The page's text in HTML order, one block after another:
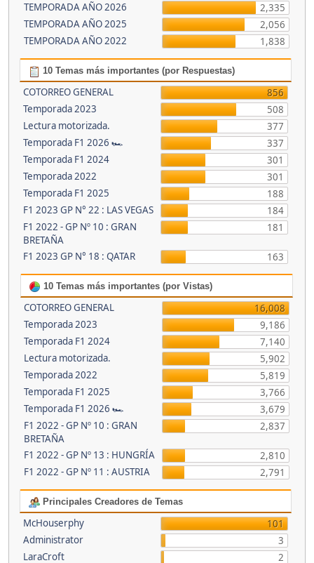
TEMPORADA AÑO 2026
2,335
TEMPORADA AÑO 2025
2,056
TEMPORADA AÑO 2022
1,838
10 Temas más importantes (por Respuestas)
COTORREO GENERAL
856
Temporada 2023
508
Lectura motorizada.
377
Temporada F1 2026 🏎
337
Temporada F1 2024
301
Temporada 2022
301
Temporada F1 2025
188
F1 2023 GP N° 22 : LAS VEGAS
184
F1 2022 - GP Nº 10 : GRAN
BRETAÑA
181
F1 2023 GP N° 18 : QATAR 163
10 Temas más importantes (por Vistas)
COTORREO GENERAL
16,008
Temporada 2023
9,186
Temporada F1 2024
7,140
Lectura motorizada.
5,902
Temporada 2022
5,819
Temporada F1 2025
3,766
Temporada F1 2026 🏎
3,679
F1 2022 - GP Nº 10 : GRAN
BRETAÑA
2,837
F1 2022 - GP Nº 13 : HUNGRÍA
2,810
F1 2022 - GP Nº 11 : AUSTRIA
2,791
Principales Creadores de Temas
McHouserphy
101
Administrator
3
LaraCroft
2